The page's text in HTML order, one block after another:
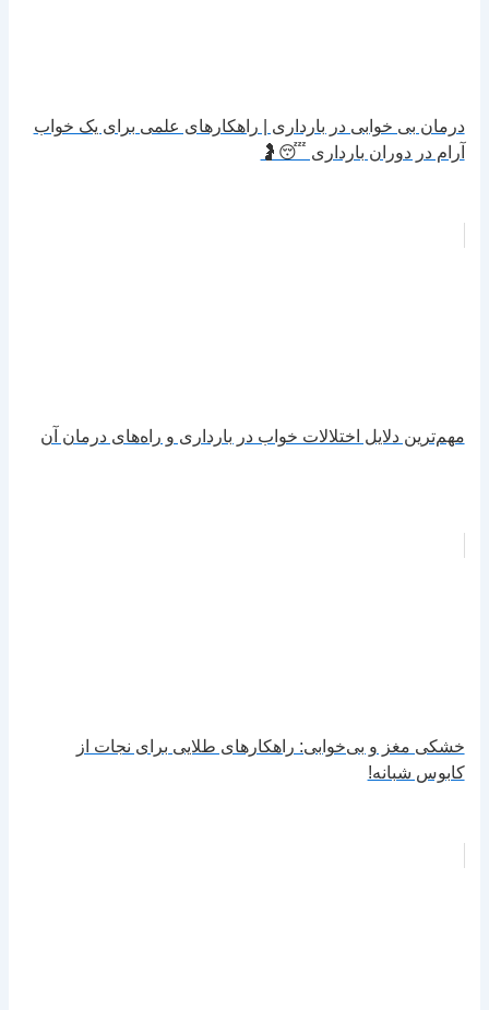
درمان بی خوابی در بارداری | راهکارهای علمی برای یک خواب
آرام در دوران بارداری 😴🤰
مهم‌ترین دلایل اختلالات خواب در بارداری و راه‌های درمان آن
خشکی مغز و بی‌خوابی: راهکارهای طلایی برای نجات از
کابوس شبانه!